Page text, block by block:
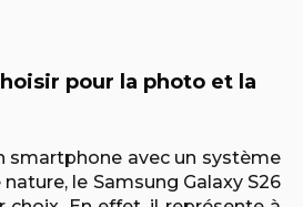
pour la photo et la
smartphone avec un système
le Samsung Galaxy S26